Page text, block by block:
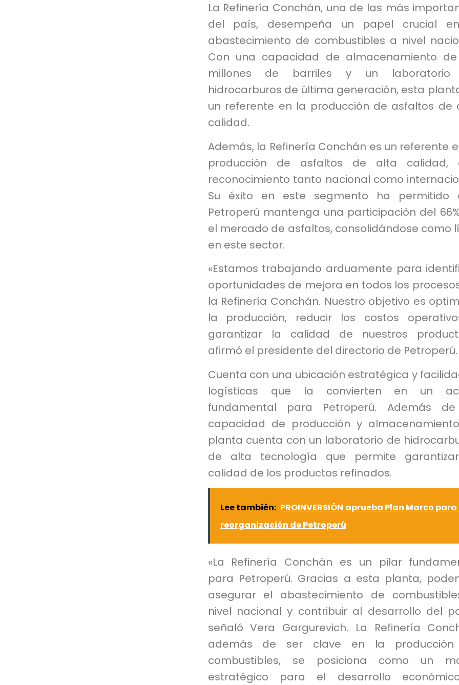
La Refinería Conchán, una de las más
del país, desempeña un papel crucial
abastecimiento de combustibles a nivel
Con una capacidad de almacenamiento de
millones de barriles y un laboratorio
hidrocarburos de última generación, esta
un referente en la producción de asfaltos de
calidad.
Además, la Refinería Conchán es un referente
producción de asfaltos de alta calidad,
reconocimiento tanto nacional como
Su éxito en este segmento ha permitido
Petroperú mantenga una participación del
el mercado de asfaltos, consolidándose como
en este sector.
«Estamos trabajando arduamente para
oportunidades de mejora en todos los
la Refinería Conchán. Nuestro objetivo es
la producción, reducir los costos
garantizar la calidad de nuestros
afirmó el presidente del directorio de Petroperú.
Cuenta con una ubicación estratégica y
logísticas que la convierten en un
fundamental para Petroperú. Además
capacidad de producción y
planta cuenta con un laboratorio de
de alta tecnología que permite
calidad de los productos refinados.
Lee también: PROINVERSIÓN aprueba Plan Marco
reorganización de Petroperú
«La Refinería Conchán es un pilar
para Petroperú. Gracias a esta planta,
asegurar el abastecimiento de
nivel nacional y contribuir al desarrollo del
señaló Vera Gargurevich. La Refinería
además de ser clave en la
combustibles, se posiciona como un
estratégico para el desarrollo